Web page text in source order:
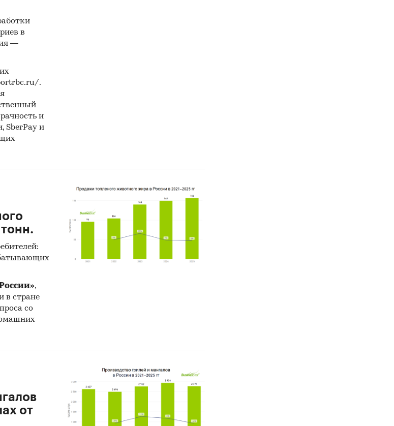
в
—
.
и
SberPay и
,
в стране
со
от